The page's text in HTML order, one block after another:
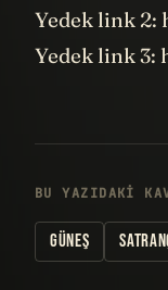
Yedek link
Yedek link
BU YAZIDAKI
GÜNEŞ